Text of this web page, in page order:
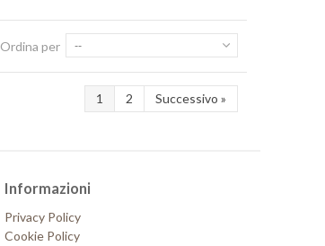
Ordina per --
1 2 Successivo »
Informazioni
Privacy Policy
Cookie Policy